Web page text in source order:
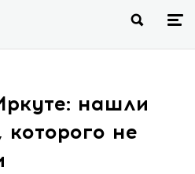
нашли
не